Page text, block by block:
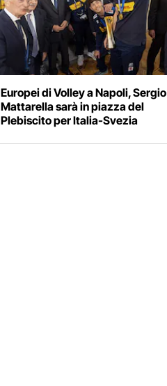
Europei di Volley a Napoli, Sergio
Mattarella sarà in piazza del
Plebiscito per Italia-Svezia